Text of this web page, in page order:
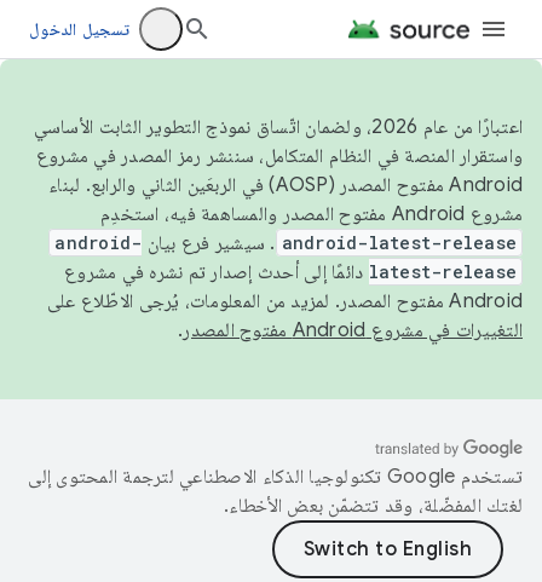
تسجيل الدخول
اعتبارًا من عام 2026، ولضمان اتّساق نموذج التطوير الثابت الأساسي
واستقرار المنصة في النظام المتكامل، سننشر رمز المصدر في مشروع
Android مفتوح المصدر (AOSP) في الربعَين الثاني والرابع. لبناء
مشروع Android مفتوح المصدر والمساهمة فيه، استخدِم
android-latest-release . سيشير فرع بيان android-
latest-release دائمًا إلى أحدث إصدار تم نشره في مشروع
Android مفتوح المصدر. لمزيد من المعلومات، يُرجى الاطّلاع على
التغييرات في مشروع Android مفتوح المصدر
.
تستخدم Google تكنولوجيا الذكاء الاصطناعي لترجمة المحتوى إلى
لغتك المفضّلة، وقد تتضمّن بعض الأخطاء.